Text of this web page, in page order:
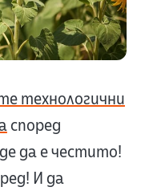
технологични
според
да е честито!
И да